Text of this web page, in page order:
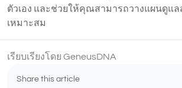
ตัวเอง และช่วยให้คุณสามารถวางแผนดูแ
เหมาะสม
เรียบเรียงโดย GeneusDNA
Share this article